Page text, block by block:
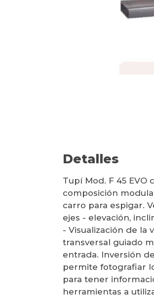
Detalles
Tupí Mod. F 45 EVO
composición
carro para espigar.
ejes - elevación,
- Visualización de la
transversal guiado
entrada. Inversión
permite fotografiar
para tener
herramientas a